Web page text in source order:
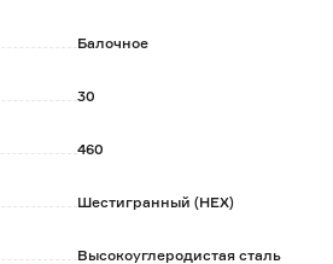
Балочное
30
460
Шестигранный (HEX)
Высокоуглеродистая сталь